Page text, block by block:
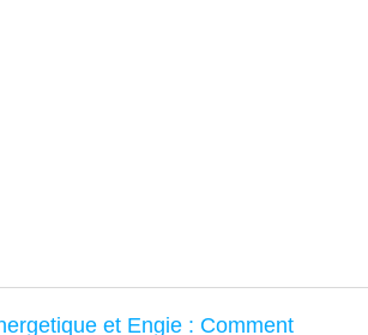
et Engie : Comment